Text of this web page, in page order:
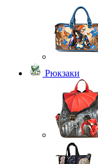
Рюкзаки